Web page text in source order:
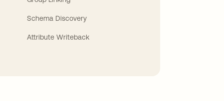
Schema Discovery
Attribute Writeback